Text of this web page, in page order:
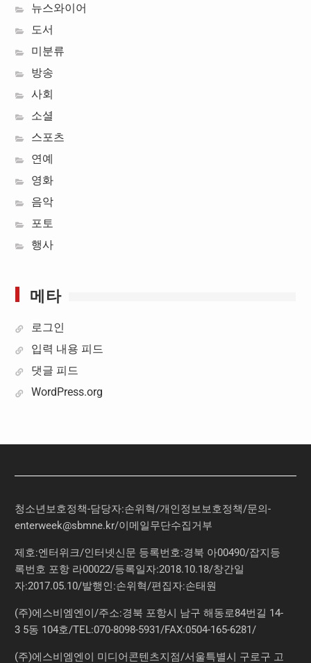
뉴스와이어
도서
미분류
방송
사회
소셜
스포츠
연예
영화
음악
포토
행사
메타
로그인
입력 내용 피드
댓글 피드
WordPress.org
청소년보호정책-담당자:손위혁/개인정보보호정책/문의-
enterweek@sbmne.kr/이메일무단수집거부
제호:엔터위크/인터넷신문 등록번호:경북 아00490/잡지등
록번호 포항 라00022/등록일자:2018.10.18/창간일
자:2017.05.10/발행인:손위혁/편집자:손태원
(주)에스비엠엔이/주소:경북 포항시 남구 해동로84번길 14-
3 5동 104호/TEL:070-8098-5931/FAX:0504-165-6281/
(주)에스비엠엔이 미디어콘텐츠지점/서울특별시 구로구 고